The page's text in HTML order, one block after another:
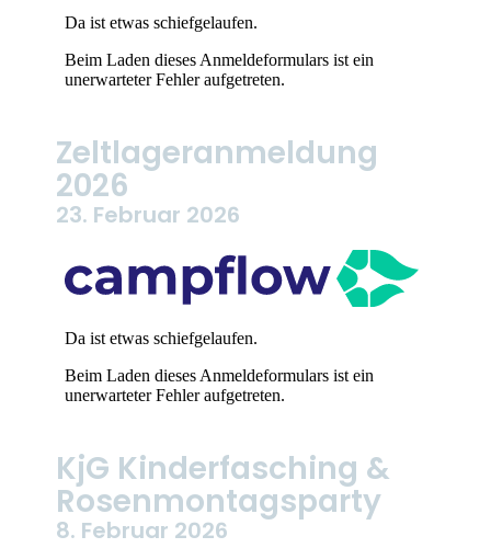
Zeltlageranmeldung
2026
23. Februar 2026
KjG Kinderfasching &
Rosenmontagsparty
8. Februar 2026